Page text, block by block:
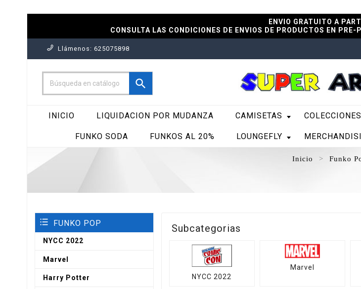
ENVIO GRATUITO A
CONSULTA LAS CONDICIONES DE ENVIOS DE PRODUCTOS EN
Llámenos: 625075898

INICIO LIQUIDACION POR MUDANZA CAMISETAS
FUNKO SODA FUNKOS AL 20% LOUNGEFLY
Inicio Funko
FUNKO POP
NYCC 2022
Marvel
Harry Potter
Subcategorias
NYCC 2022
Marvel